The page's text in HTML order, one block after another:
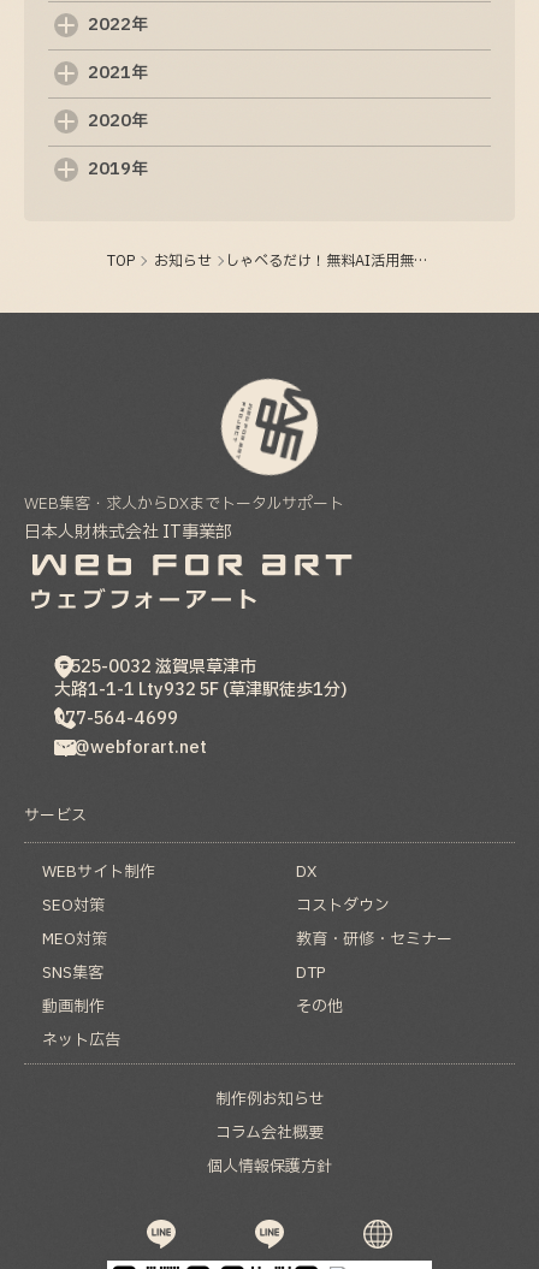
魅力的なWeb制作会社を選ぶための完全ガイド
初心者でもできる！ホームページ制作のステップ
バイステップガイド
2022年
2021年
2020年
2019年
TOP お知らせ しゃべるだけ！無料AI活用無料セミナー開催！12.8
WEB集客・求人からDXまでトータルサポート
日本人財株式会社 IT事業部
〒525-0032滋賀県草津市
大路1-1-1 Lty932 5F (草津駅徒歩1分)
077-564-4699
hp@webforart.net
サービス
WEBサイト制作
SEO対策
MEO対策
SNS集客
動画制作
ネット広告
DX
コストダウン
教育・研修・セミナー
DTP
その他
制作例お知らせ
コラム会社概要
個人情報保護方針